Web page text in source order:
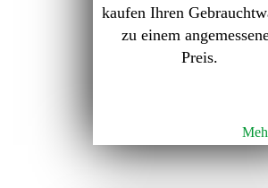
kaufen Ihren
zu einem
Preis.